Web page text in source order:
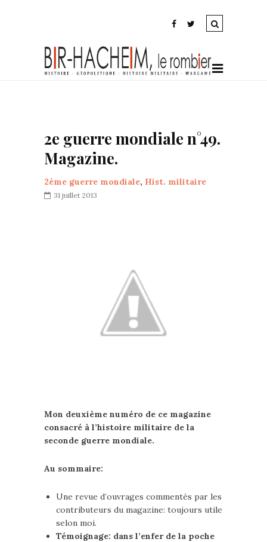
2e guerre mondiale n°49.
Magazine.
2ème guerre mondiale, Hist. militaire
31 juillet 2013
Mon deuxième numéro de ce magazine
consacré à l’histoire militaire de la
seconde guerre mondiale.
Au sommaire:
Une revue d’ouvrages commentés par les
contributeurs du magazine: toujours utile
selon moi.
Témoignage: dans l’enfer de la poche